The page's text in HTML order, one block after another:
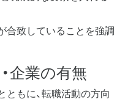
合致していることを強調
企業の有無
もに、転職活動の方向